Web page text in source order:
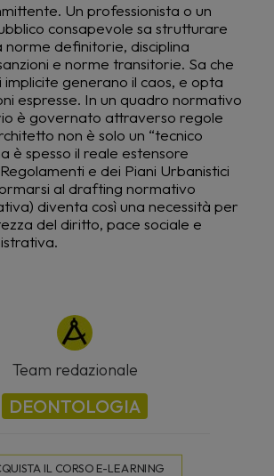
Un professionista o un
consapevole sa strutturare
norme definitorie, disciplina
e norme transitorie. Sa che
generano il caos, e opta
espresse. In un quadro normativo
è governato attraverso regole
non è solo un “tecnico
è spesso il reale estensore
e dei Piani Urbanistici
al drafting normativo
diventa così una necessità per
del diritto, pace sociale e
Team redazionale
DEONTOLOGIA
IL CORSO E-LEARNING